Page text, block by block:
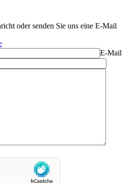
oder senden Sie uns eine E-Mail
E-Mail